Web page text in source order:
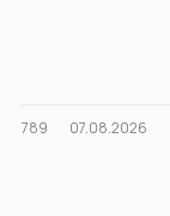
789 07.08.2026